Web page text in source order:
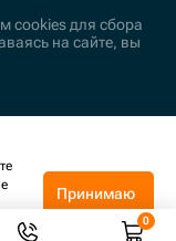
cookies для сбора
на сайте, вы
Принимаю